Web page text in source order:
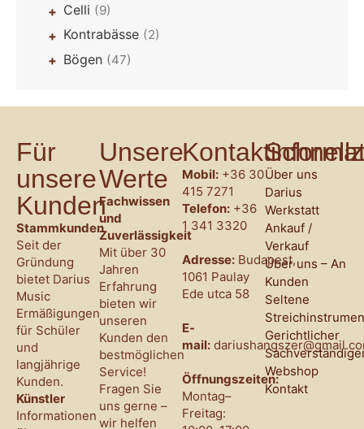
+ Celli (9)
+ Kontrabässe (2)
+ Bögen (47)
Für
unsere
Kunden
Stammkunden
Seit der
Gründung
bietet Darius
Music
Ermäßigungen
für Schüler
und
langjährige
Kunden.
Künstler
Informationen
Unsere
Werte
Fachwissen
und
Zuverlässigkeit
Mit über 30
Jahren
Erfahrung
bieten wir
unseren
Kunden den
bestmöglichen
Service!
Fragen Sie
uns gerne –
wir helfen
Mobil: +36 30
415 7271
Telefon: +36
1 341 3320
Adresse: Budapest,
1061 Paulay
Ede utca 58
E-
mail:
Öffnungszeiten:
Montag–
Freitag:
Über uns
Darius
Werkstatt
Ankauf /
Verkauf
Über uns – An
Kunden
Seltene
Gerichtlicher
Webshop
Kontakt